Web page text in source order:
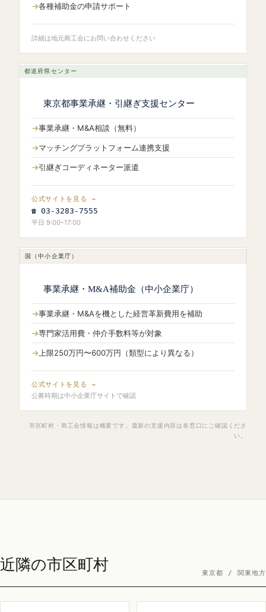
各種補助金の申請サポート
詳細は地元商工会にお問い合わせください
都道府県センター
東京都事業承継・引継ぎ支援センター
事業承継・M&A相談（無料）
マッチングプラットフォーム連携支援
引継ぎコーディネーター派遣
公式サイトを見る →
☎ 03-3283-7555
平日 9:00–17:00
国（中小企業庁）
事業承継・M&A補助金（中小企業庁）
事業承継・M&Aを機とした経営革新費用を補助
専門家活用費・仲介手数料等が対象
上限250万円〜600万円（類型により異なる）
公式サイトを見る →
公募時期は中小企業庁サイトで確認
市区町村・商工会情報は概要です。最新の支援内容は各窓口にご確認くださ
い。
近隣の市区町村 東京都 / 関東地方